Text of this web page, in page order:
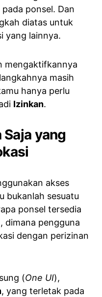
ponsel. Dan
diatas untuk
yang lainnya.
mengaktifkannya
masih
hanya perlu
Izinkan.
yang
akses
bukanlah sesuatu
ponsel tersedia
dimana pengguna
dengan perizinan
(One UI),
, yang terletak pada